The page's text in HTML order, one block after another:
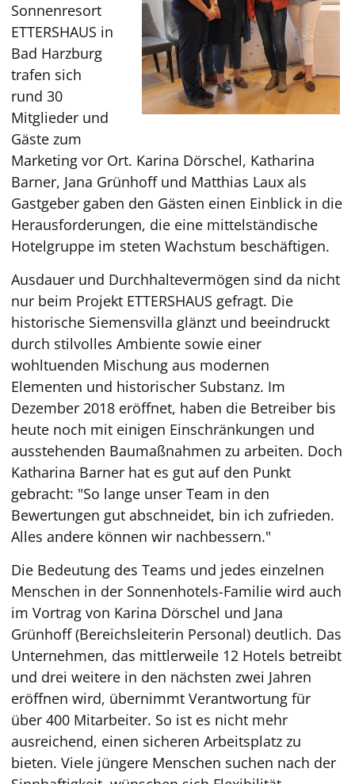
Sonnenresort
ETTERSHAUS in
Bad Harzburg
trafen sich
rund 30
Mitglieder und
Gäste zum
Marketing vor Ort. Karina Dörschel, Katharina
Barner, Jana Grünhoff und Matthias Laux als
Gastgeber gaben den Gästen einen Einblick in die
Herausforderungen, die eine mittelständische
Hotelgruppe im steten Wachstum beschäftigen.
Ausdauer und Durchhaltevermögen sind da nicht
nur beim Projekt ETTERSHAUS gefragt. Die
historische Siemensvilla glänzt und beeindruckt
durch stilvolles Ambiente sowie einer
wohltuenden Mischung aus modernen
Elementen und historischer Substanz. Im
Dezember 2018 eröffnet, haben die Betreiber bis
heute noch mit einigen Einschränkungen und
ausstehenden Baumaßnahmen zu arbeiten. Doch
Katharina Barner hat es gut auf den Punkt
gebracht: "So lange unser Team in den
Bewertungen gut abschneidet, bin ich zufrieden.
Alles andere können wir nachbessern."
Die Bedeutung des Teams und jedes einzelnen
Menschen in der Sonnenhotels-Familie wird auch
im Vortrag von Karina Dörschel und Jana
Grünhoff (Bereichsleiterin Personal) deutlich. Das
Unternehmen, das mittlerweile 12 Hotels betreibt
und drei weitere in den nächsten zwei Jahren
eröffnen wird, übernimmt Verantwortung für
über 400 Mitarbeiter. So ist es nicht mehr
ausreichend, einen sicheren Arbeitsplatz zu
bieten. Viele jüngere Menschen suchen nach der